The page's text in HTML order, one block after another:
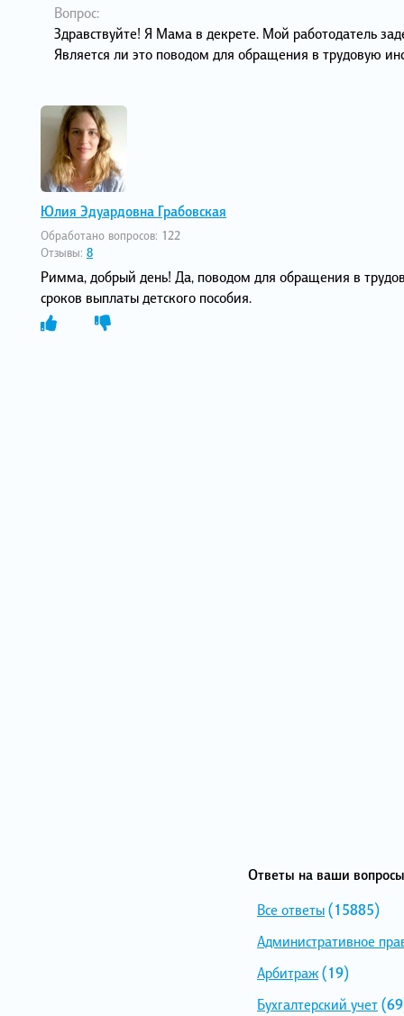
Вопрос:
Здравствуйте! Я Мама в декрете. Мой работодатель
Является ли это поводом для обращения в трудовую
Юлия Эдуардовна Грабовская
Обработано вопросов: 122
Отзывы: 8
Римма, добрый день! Да, поводом для обращения в
сроков выплаты детского пособия.
Ответы на ваши
Все ответы(15885)
Административное
Арбитраж(19)
Бухгалтерский учет